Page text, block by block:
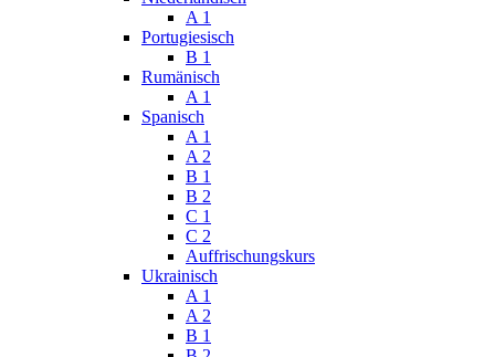
A 1
Portugiesisch
B 1
Rumänisch
A 1
Spanisch
A 1
A 2
B 1
B 2
C 1
C 2
Auffrischungskurs
Ukrainisch
A 1
A 2
B 1